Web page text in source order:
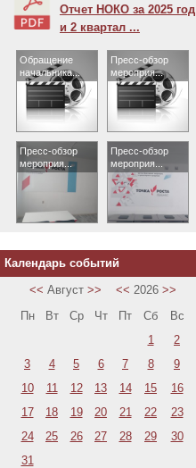
Отчет НОКО за 2025 год
и 2 квартал ...
Обращение
начальника...
Пресс-обзор
мероприя...
Пресс-обзор
мероприя...
Пресс-обзор
мероприя...
Календарь событий
<< Август >> << 2026 >>
Пн
Вт Ср Чт Пт Сб
Вс
1
2
3
4 5 6 7 8
9
10
11 12 13 14 15
16
17
18 19 20 21 22
23
24
25 26 27 28 29
30
31